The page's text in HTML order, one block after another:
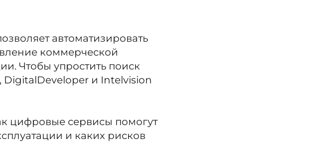
автоматизировать
коммерческой
Чтобы упростить поиск
и Intelvision
цифровые сервисы помогут
и каких рисков